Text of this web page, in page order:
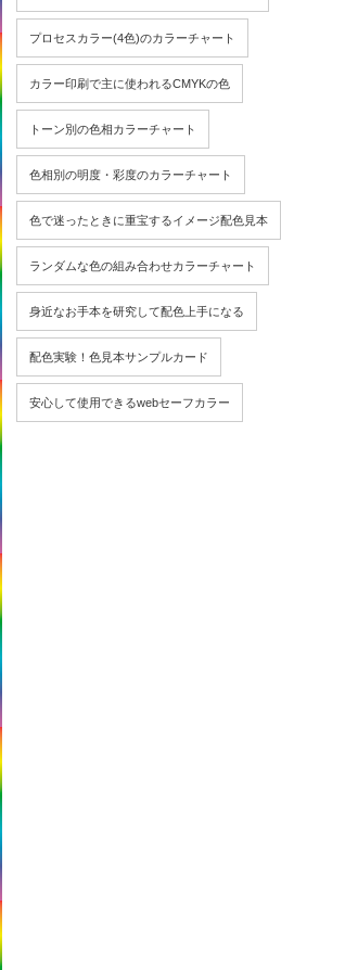
プロセスカラー(4色)のカラーチャート
カラー印刷で主に使われるCMYKの色
トーン別の色相カラーチャート
色相別の明度・彩度のカラーチャート
色で迷ったときに重宝するイメージ配色見本
ランダムな色の組み合わせカラーチャート
身近なお手本を研究して配色上手になる
配色実験！色見本サンプルカード
安心して使用できるwebセーフカラー